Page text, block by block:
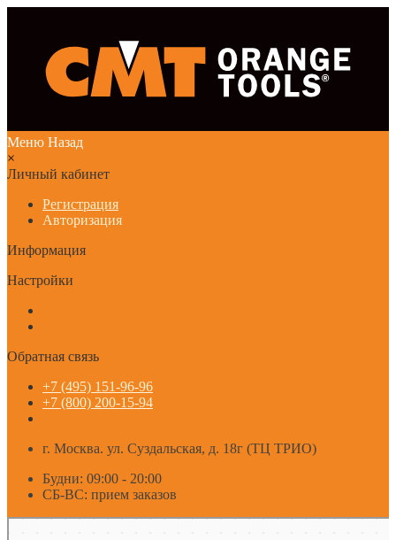
Меню Назад
×
Личный кабинет
Регистрация
Авторизация
Информация
Настройки
Обратная связь
+7 (495) 151-96-96
+7 (800) 200-15-94
г. Москва. ул. Суздальская, д. 18г (ТЦ ТРИО)
Будни: 09:00 - 20:00
СБ-ВС: прием заказов